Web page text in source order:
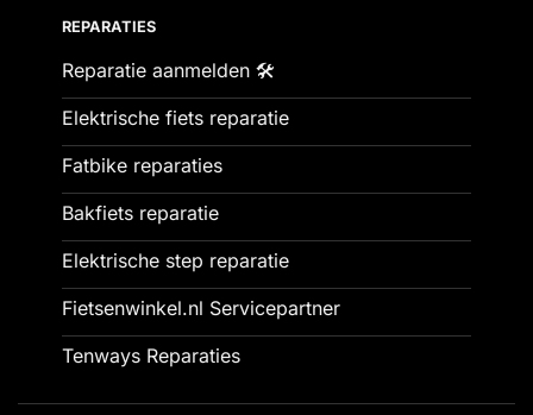
REPARATIES
Reparatie aanmelden 🛠️
Elektrische fiets reparatie
Fatbike reparaties
Bakfiets reparatie
Elektrische step reparatie
Fietsenwinkel.nl Servicepartner
Tenways Reparaties